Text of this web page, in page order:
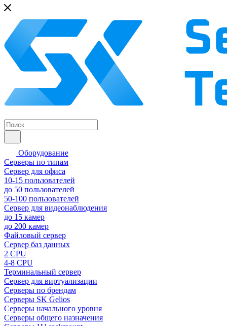
Оборудование
Серверы по типам
Сервер для офиса
10-15 пользователей
до 50 пользователей
50-100 пользователей
Сервер для видеонаблюдения
до 15 камер
до 200 камер
Файловый сервер
Сервер баз данных
2 CPU
4-8 CPU
Терминальный сервер
Сервер для виртуализации
Серверы по брендам
Серверы SK Gelios
Серверы начального уровня
Серверы общего назначения